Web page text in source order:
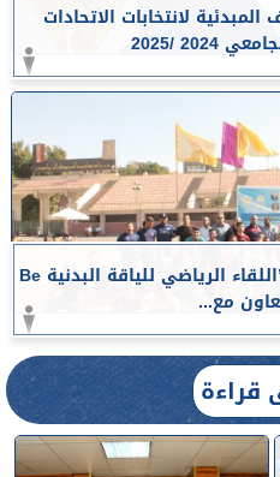
لانتخابات الاتحادات
/2025
جامعة أسيوط تشهد انطلاق ”اللقاء الرياضي للياقة البدنية Be
قراءة